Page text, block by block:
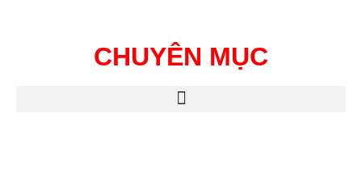
CHUYÊN MỤC